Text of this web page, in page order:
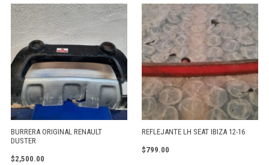
BURRERA ORIGINAL RENAULT
DUSTER
$2,500.00
REFLEJANTE LH SEAT IBIZA 12-16
$799.00